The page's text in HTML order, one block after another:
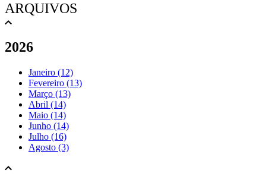
ARQUIVOS
2026
Janeiro (12)
Fevereiro (13)
Março (13)
Abril (14)
Maio (14)
Junho (14)
Julho (16)
Agosto (3)